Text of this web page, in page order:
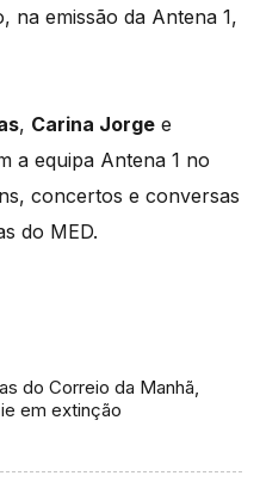
na emissão da Antena 1,
, Carina Jorge e
a equipa Antena 1 no
concertos e conversas
do MED.
do Correio da Manhã,
em extinção